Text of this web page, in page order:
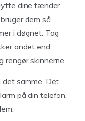
dine tænder
dem så
i døgnet. Tag
andet end
rengør skinnerne.
samme. Det
på din telefon,